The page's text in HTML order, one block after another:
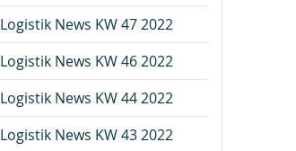
Logistik News KW 47 2022
Logistik News KW 46 2022
Logistik News KW 44 2022
Logistik News KW 43 2022